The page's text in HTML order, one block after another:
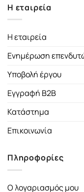
Η εταιρεία
Η εταιρεία
Ενημέρωση
Υποβολή έργου
Εγγραφή B2B
Κατάστημα
Επικοινωνία
Πληροφορίες
Ο λογαριασμός μου